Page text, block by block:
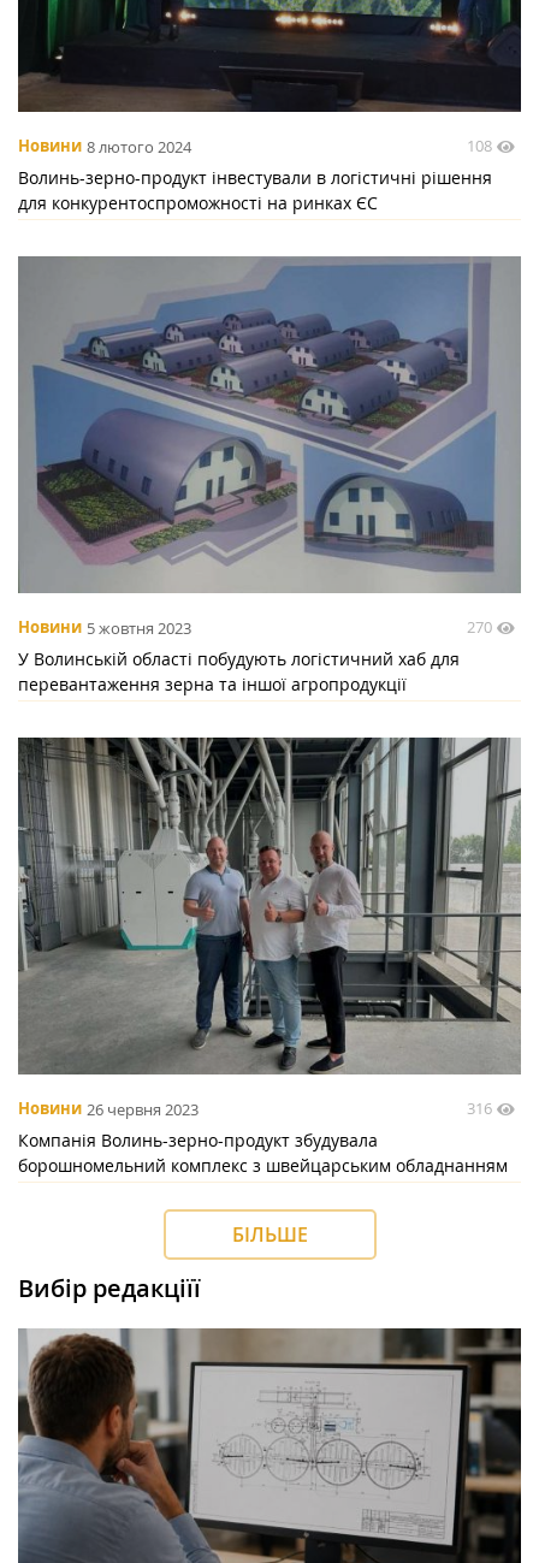
Новини 8 лютого 2024 108
Волинь-зерно-продукт інвестували в логістичні рішення
для конкурентоспроможності на ринках ЄС
Новини 5 жовтня 2023 270
У Волинській області побудують логістичний хаб для
перевантаження зерна та іншої агропродукції
Новини 26 червня 2023 316
Компанія Волинь-зерно-продукт збудувала
борошномельний комплекс з швейцарським обладнанням
БІЛЬШЕ
Вибір редакціїї